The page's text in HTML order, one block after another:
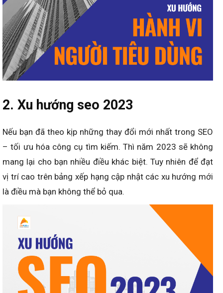
2. Xu hướng seo 2023
Nếu bạn đã theo kịp những thay đổi mới nhất trong SEO
– tối ưu hóa công cụ tìm kiếm. Thì năm 2023 sẽ không
mang lại cho bạn nhiều điều khác biệt. Tuy nhiên để đạt
vị trí cao trên bảng xếp hạng cập nhật các xu hướng mới
là điều mà bạn không thể bỏ qua.